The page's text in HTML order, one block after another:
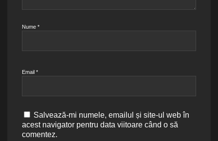
Nume *
Email *
Salvează-mi numele, emailul și site-ul web în
acest navigator pentru data viitoare când o să
comentez.